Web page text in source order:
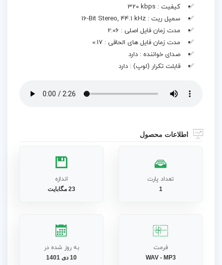
کیفیت : 320 kbps
سمپل ریت : 16-Bit Stereo, 44.1 kHz
مدت زمان فایل اصلی : 2:06
مدت زمان فایل های الحاقی : 0:17
صدای خواننده : دارد
قابلت تکرار (لوپ) : دارد
اطلاعات محصول
تعداد پارت
1
اندازه
23 مگابایت
فرمت
WAV - MP3
به روز شده در
10 دی 1401